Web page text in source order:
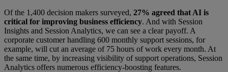
Of the 1,400 decision makers surveyed, 27% agreed that AI is
critical for improving business efficiency. And with Session
Insights and Session Analytics, we can see a clear payoff. A
corporate customer handling 600 monthly support sessions, for
example, will cut an average of 75 hours of work every month. At
the same time, by increasing visibility of support operations, Session
Analytics offers numerous efficiency-boosting features.